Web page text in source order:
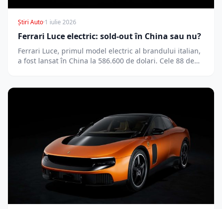
Știri Auto·1 iulie 2026
Ferrari Luce electric: sold-out în China sau nu?
Ferrari Luce, primul model electric al brandului italian,
a fost lansat în China la 586.600 de dolari. Cele 88 de…